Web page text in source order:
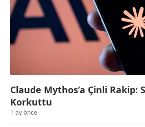
Claude Mythos’a Çinli Rakip:
Korkuttu
1 ay önce